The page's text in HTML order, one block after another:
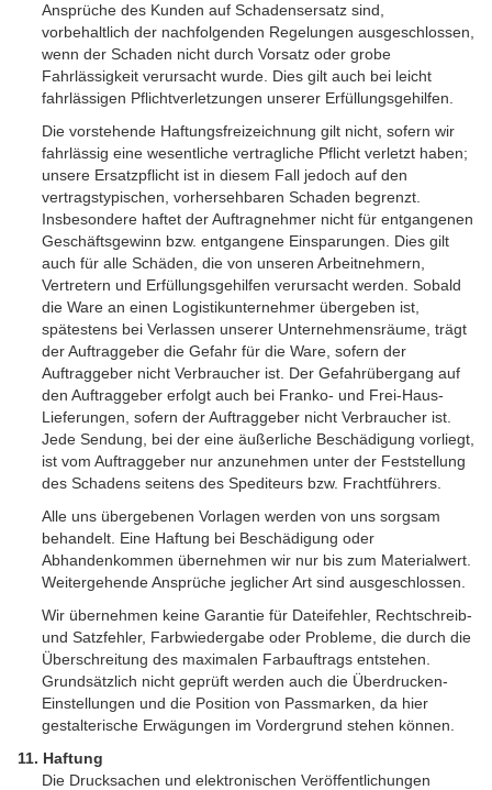
Ansprüche des Kunden auf Schadensersatz sind,
vorbehaltlich der nachfolgenden Regelungen ausgeschlossen,
wenn der Schaden nicht durch Vorsatz oder grobe
Fahrlässigkeit verursacht wurde. Dies gilt auch bei leicht
fahrlässigen Pflichtverletzungen unserer Erfüllungsgehilfen.
Die vorstehende Haftungsfreizeichnung gilt nicht, sofern wir
fahrlässig eine wesentliche vertragliche Pflicht verletzt haben;
unsere Ersatzpflicht ist in diesem Fall jedoch auf den
vertragstypischen, vorhersehbaren Schaden begrenzt.
Insbesondere haftet der Auftragnehmer nicht für entgangenen
Geschäftsgewinn bzw. entgangene Einsparungen. Dies gilt
auch für alle Schäden, die von unseren Arbeitnehmern,
Vertretern und Erfüllungsgehilfen verursacht werden. Sobald
die Ware an einen Logistikunternehmer übergeben ist,
spätestens bei Verlassen unserer Unternehmensräume, trägt
der Auftraggeber die Gefahr für die Ware, sofern der
Auftraggeber nicht Verbraucher ist. Der Gefahr­übergang auf
den Auftraggeber erfolgt auch bei Franko- und Frei-Haus-
Lieferungen, sofern der Auftraggeber nicht Verbraucher ist.
Jede Sendung, bei der eine äußerliche Beschädigung vorliegt,
ist vom Auftraggeber nur anzunehmen unter der Feststellung
des Schadens seitens des Spediteurs bzw. Frachtführers.
Alle uns übergebenen Vorlagen werden von uns sorgsam
behandelt. Eine Haftung bei Beschädigung oder
Abhandenkommen übernehmen wir nur bis zum Materialwert.
Weitergehende Ansprüche jeglicher Art sind ausgeschlossen.
Wir übernehmen keine Garantie für Dateifehler, Rechtschreib-
und Satzfehler, Farbwiedergabe oder Probleme, die durch die
Überschreitung des maximalen Farbauftrags entstehen.
Grundsätzlich nicht geprüft werden auch die Überdrucken-
Einstellungen und die Position von Passmarken, da hier
gestalterische Erwägungen im Vordergrund stehen können.
11. Haftung
Die Drucksachen und elektronischen Veröffentlichungen